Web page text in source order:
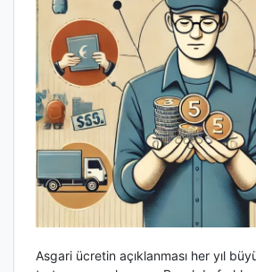
Asgari ücretin açıklanması her yıl